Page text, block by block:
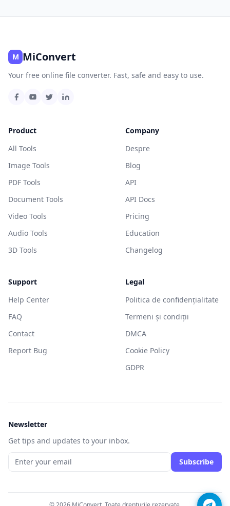
M MiConvert
Your free online file converter. Fast, safe and easy to use.
Product
All Tools
Image Tools
PDF Tools
Document Tools
Video Tools
Audio Tools
3D Tools
Company
Despre
Blog
API
API Docs
Pricing
Education
Changelog
Support
Help Center
FAQ
Contact
Report Bug
Legal
Politica de confidențialitate
Termeni și condiții
DMCA
Cookie Policy
GDPR
Newsletter
Get tips and updates to your inbox.
Subscribe